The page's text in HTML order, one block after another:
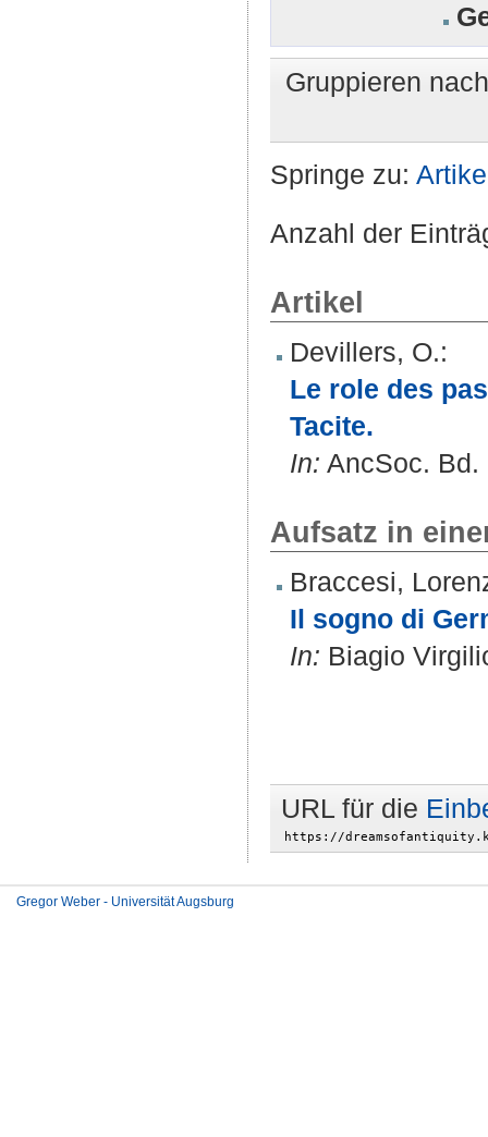
Gruppieren
Springe zu:
Anzahl der
Artikel
Devillers, O.:
Le role des
Tacite.
In: AncSoc. Bd.
Aufsatz in
Braccesi,
Il sogno di
In: Biagio
URL für die
Gregor Weber - Universität Augsburg